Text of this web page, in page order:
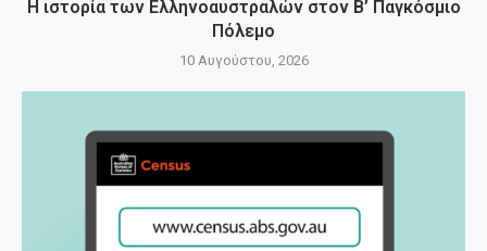
Η ιστορία των Ελληνοαυστραλών στον Β’ Παγκόσμιο
Πόλεμο
10 Αυγούστου, 2026